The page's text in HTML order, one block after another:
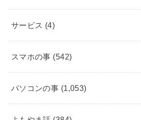
サービス (4)
スマホの事 (542)
パソコンの事 (1,053)